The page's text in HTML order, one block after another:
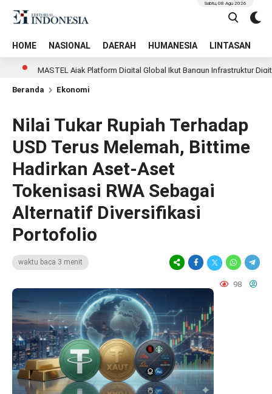
HOME NASIONAL DAERAH HUMANESIA LINTASAN
Sabtu, 08 Agu 2026
MASTEL Ajak Platform Digital Global Ikut Bangun Infrastruktur Digital
Beranda Ekonomi
Nilai Tukar Rupiah Terhadap
USD Terus Melemah, Bittime
Hadirkan Aset-Aset
Tokenisasi RWA Sebagai
Alternatif Diversifikasi
Portofolio
waktu baca 3 menit
98